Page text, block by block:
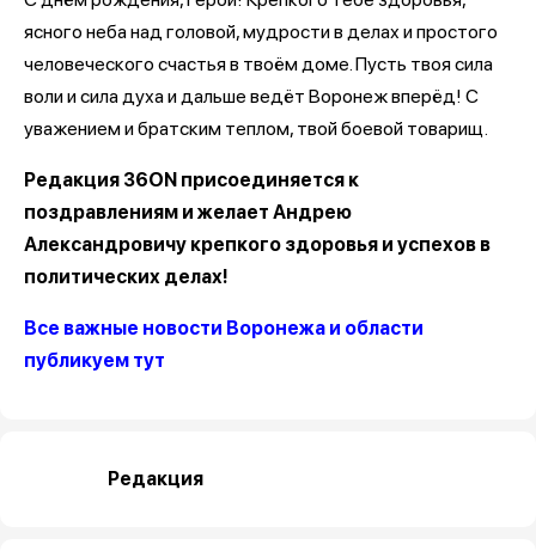
ясного неба над головой, мудрости в делах и простого
человеческого счастья в твоём доме. Пусть твоя сила
воли и сила духа и дальше ведёт Воронеж вперёд! С
уважением и братским теплом, твой боевой товарищ.
Редакция 36ON присоединяется к
поздравлениям и желает Андрею
Александровичу крепкого здоровья и успехов в
политических делах!
Все важные новости Воронежа и области
публикуем тут
Редакция